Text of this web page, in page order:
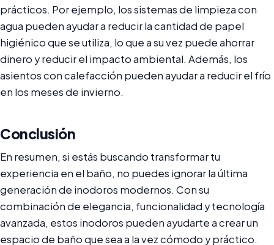
prácticos. Por ejemplo, los sistemas de limpieza con
agua pueden ayudar a reducir la cantidad de papel
higiénico que se utiliza, lo que a su vez puede ahorrar
dinero y reducir el impacto ambiental. Además, los
asientos con calefacción pueden ayudar a reducir el frío
en los meses de invierno.
Conclusión
En resumen, si estás buscando transformar tu
experiencia en el baño, no puedes ignorar la última
generación de inodoros modernos. Con su
combinación de elegancia, funcionalidad y tecnología
avanzada, estos inodoros pueden ayudarte a crear un
espacio de baño que sea a la vez cómodo y práctico.